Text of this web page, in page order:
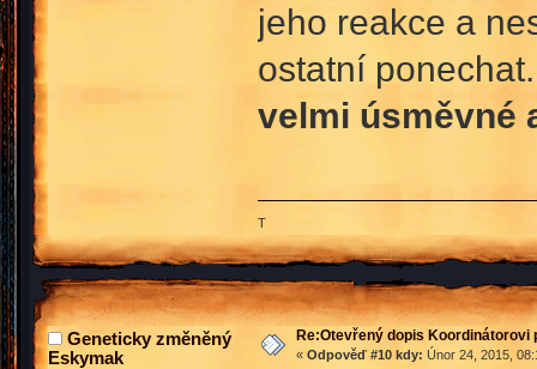
jeho reakce a
ostatní
velmi úsměvné
T
Geneticky změněný
Eskymak
Re:Otevřený dopis Koordinátorovi
« Odpověď #10 kdy: Únor 24, 2015,